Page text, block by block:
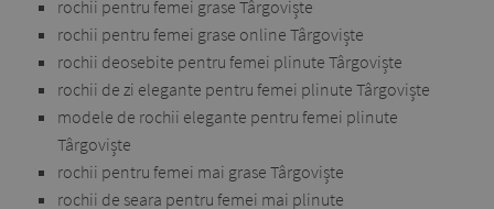
rochii pentru femei grase Târgoviște
rochii pentru femei grase online Târgoviște
rochii deosebite pentru femei plinute Târgoviște
rochii de zi elegante pentru femei plinute Târgoviște
modele de rochii elegante pentru femei plinute
Târgoviște
rochii pentru femei mai grase Târgoviște
rochii de seara pentru femei mai plinute